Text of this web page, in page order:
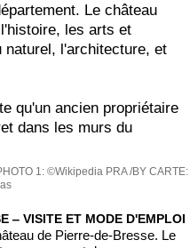
Le château
les arts et
naturel, l'architecture, et
qu'un ancien propriétaire
dans les murs du
1: ©Wikipedia PRA /BY CARTE:
‒ VISITE ET MODE D'EMPLOI
de Pierre-de-Bresse. Le